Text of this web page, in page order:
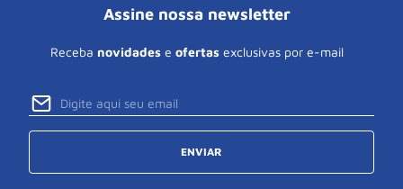
Assine nossa newsletter
Receba novidades e ofertas exclusivas por e-mail
ENVIAR